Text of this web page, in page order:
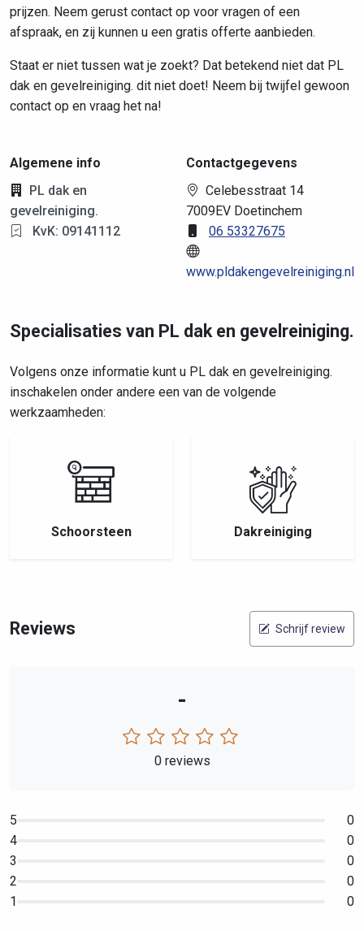
prijzen. Neem gerust contact op voor vragen of een
afspraak, en zij kunnen u een gratis offerte aanbieden.
Staat er niet tussen wat je zoekt? Dat betekend niet dat PL
dak en gevelreiniging. dit niet doet! Neem bij twijfel gewoon
contact op en vraag het na!
Algemene info
PL dak en
gevelreiniging.
KvK: 09141112
Contactgegevens
Celebesstraat 14
7009EV Doetinchem
06 53327675
www.pldakengevelreiniging.nl
Specialisaties van PL dak en gevelreiniging.
Volgens onze informatie kunt u PL dak en gevelreiniging.
inschakelen onder andere een van de volgende
werkzaamheden:
Schoorsteen Dakreiniging
Reviews Schrijf review
-
0 reviews
5
0
4
0
3
0
2
0
1
0